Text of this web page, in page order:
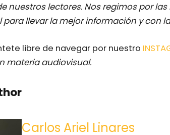
nuestros lectores. Nos regimos por
llevar la mejor información y con
libre de navegar por nuestro
materia audiovisual.
Carlos Ariel Linares